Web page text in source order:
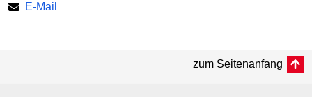
E-Mail
zum Seitenanfang